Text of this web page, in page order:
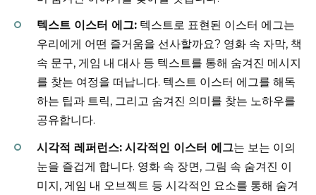
텍스트 이스터 에그: 텍스트로 표현된 이스터 에그는
우리에게 어떤 즐거움을 선사할까요? 영화 속 자막, 책
속 문구, 게임 내 대사 등 텍스트를 통해 숨겨진 메시지
를 찾는 여정을 떠납니다. 텍스트 이스터 에그를 해독
하는 팁과 트릭, 그리고 숨겨진 의미를 찾는 노하우를
공유합니다.
시각적 레퍼런스: 시각적인 이스터 에그는 보는 이의
눈을 즐겁게 합니다. 영화 속 장면, 그림 속 숨겨진 이
미지, 게임 내 오브젝트 등 시각적인 요소를 통해 숨겨